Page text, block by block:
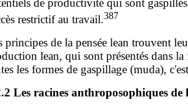
de productivité qui sont
restrictif au travail.387
principes de la pensée lean trouvent
lean, qui sont présentés dans
les formes de gaspillage (muda),
Les racines anthroposophiques